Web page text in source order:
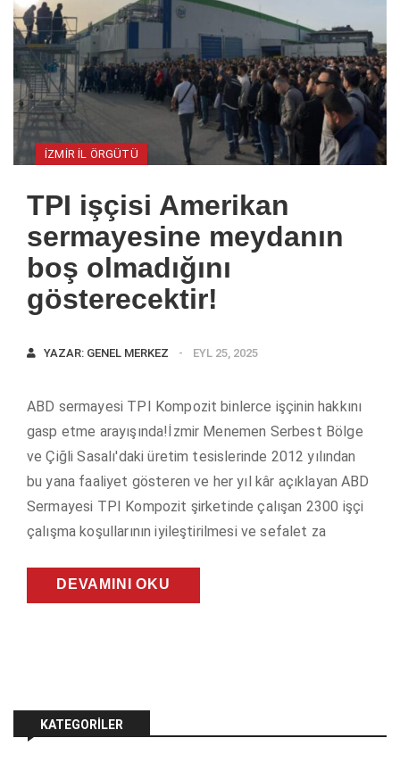
IZMIR IL ÖRGÜTÜ
TPI işçisi Amerikan
sermayesine meydanın
boş olmadığını
gösterecektir!
YAZAR: GENEL MERKEZ EYL 25, 2025
ABD sermayesi TPI Kompozit binlerce işçinin hakkını
gasp etme arayışında!İzmir Menemen Serbest Bölge
ve Çiğli Sasalı'daki üretim tesislerinde 2012 yılından
bu yana faaliyet gösteren ve her yıl kâr açıklayan ABD
Sermayesi TPI Kompozit şirketinde çalışan 2300 işçi
çalışma koşullarının iyileştirilmesi ve sefalet za
DEVAMINI OKU
KATEGORILER